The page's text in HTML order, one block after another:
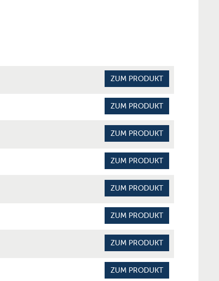
ZUM PRODUKT
ZUM PRODUKT
ZUM PRODUKT
ZUM PRODUKT
ZUM PRODUKT
ZUM PRODUKT
ZUM PRODUKT
ZUM PRODUKT